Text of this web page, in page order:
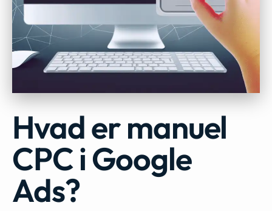
Hvad er manuel
CPC i Google
Ads?